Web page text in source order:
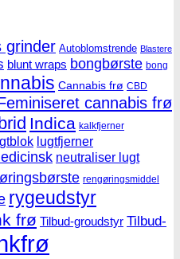
grinder Autoblomstrende Blastere
blunt wraps bongbørste bong
Cannabis frø CBD
cannabis frø
Indica kalkfjerner
lugtfjerner
neutraliser lugt
rengøringsmiddel
rygeudstyr
frø Tilbud-groudstyr Tilbud-